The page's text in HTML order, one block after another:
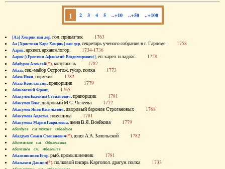
1 2 3 4 5 ..+10 ..+50 ..+100
[Аа] Хенрик ван дер, гол. приказчик 1763
Аа [Христиан Карл Хенрик] ван дер, секретарь ученого собрания в г. Гарлеме 1758
Аарон, архиеп. архангелогор. 1734-1736
Аарон [(Еропкин Афанасий Владимирович)], еп. карел. и ладож. 1728
Абабуров Алексей(*), констапель 1782
Абаза, сек.-майор Острогож. гусар. полка 1773
Абаза Иван, поручик 1782
Абаза Константин, прапорщик 1779
Абаковский Франц 1765
Абакулов Евдоким Степанович, прапорщик 1781
Абакумов Влас, дворовый М.С. Челеева 1772
Абакумов Яков Васильевич, дворовый баронов Строгановых 1768
Абакумова Авдотья, помещица 1781
Абакумова Мария Гавриловна, жена В.Я. Воейкова 1779
Абалдуев см. также Оболдуев
Абалдуев Семен Степанович(*), дядя А.А. Запольской 1782
Абаленская см. Оболенская
Абалешев см. Аболешев
Абалишников Егор, рыб. промышленник 1781
Абалыхин Даниил(*), полковой писарь Каргопол. драгун. полка 1733